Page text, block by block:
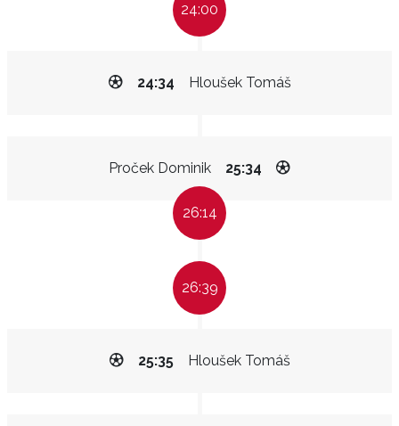
24:00
Hloušek Tomáš
24:34
Proček Dominik 25:34
26:14
26:39
Hloušek Tomáš
25:35